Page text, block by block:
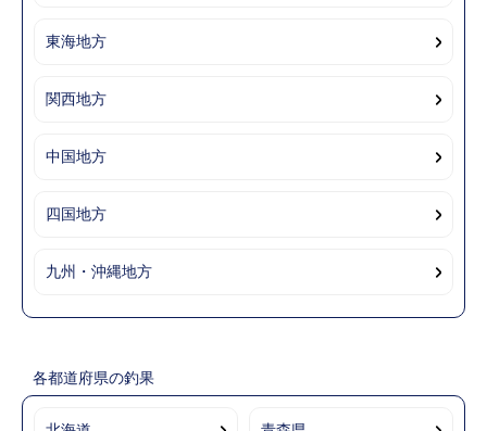
東海地方
関西地方
中国地方
四国地方
九州・沖縄地方
各都道府県の釣果